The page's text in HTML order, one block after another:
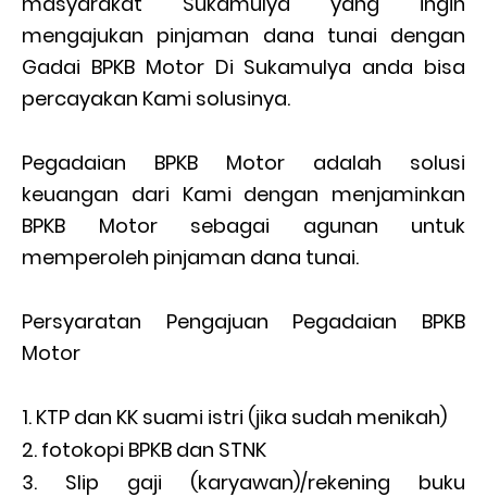
mengajukan pinjaman dana tunai dengan
Gadai BPKB Motor Di Sukamulya anda bisa
percayakan Kami solusinya.
Pegadaian BPKB Motor adalah solusi
keuangan dari Kami dengan menjaminkan
BPKB Motor sebagai agunan untuk
memperoleh pinjaman dana tunai.
Persyaratan Pengajuan Pegadaian BPKB
Motor
KTP dan KK suami istri (jika sudah menikah)
fotokopi BPKB dan STNK
Slip gaji (karyawan)/rekening buku